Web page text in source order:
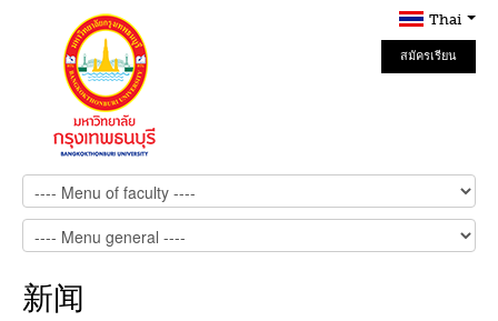
Thai
สมัครเรียน
Online
新闻